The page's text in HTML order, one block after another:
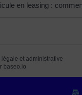
en leasing :
et administrative
baseo.io